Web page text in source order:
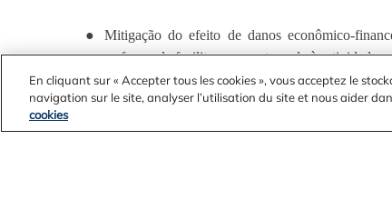
● Mitigação do efeito de danos econômico-
como forma de facilitar a sua retomada às atividades.
Conheça o IJUS: http://ijus.org.br/
En cliquant sur « Accepter tous les cookies », vous acceptez le
navigation sur le site, analyser l’utilisation du site et nous aider
cookies